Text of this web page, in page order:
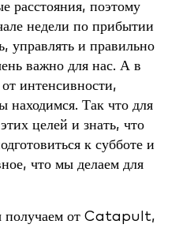
расстояния, поэтому
недели по прибытии
управлять и правильно
важно для нас. А в
интенсивности,
находимся. Так что для
целей и знать, что
к субботе и
что мы делаем для
получаем от Catapult,